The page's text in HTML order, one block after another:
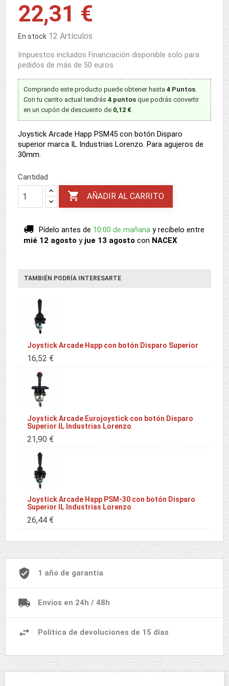
22,31 €
En stock 12 Artículos
Impuestos incluidos Financiación disponible solo para
pedidos de más de 50 euros
Comprando este producto puede obtener hasta 4 Puntos.
Con tu carrito actual tendrás 4 puntos que podrás convertir
en un cupón de descuento de 0,12 €.
Joystick Arcade Happ PSM45 con botón Disparo
superior marca IL Industrias Lorenzo. Para agujeros de
30mm.
Cantidad
 AÑADIR AL CARRITO
Pídelo antes de 10:00 de mañana y recíbelo entre
mié 12 agosto y jue 13 agosto con NACEX
TAMBIÉN PODRÍA INTERESARTE
Joystick Arcade Happ con botón Disparo Superior
16,52 €
Joystick Arcade Eurojoystick con botón Disparo
Superior IL Industrias Lorenzo
21,90 €
Joystick Arcade Happ PSM-30 con botón Disparo
Superior IL Industrias Lorenzo
26,44 €
1 año de garantía
Envíos en 24h / 48h
Política de devoluciones de 15 días